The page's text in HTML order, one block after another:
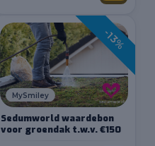
-13%
MySmiley
Sedumworld waardebon
voor groendak t.w.v. €150